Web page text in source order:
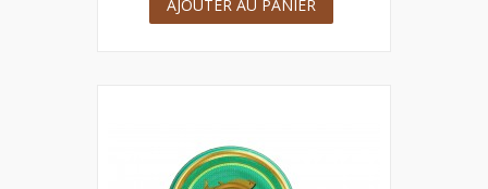
AJOUTER AU PANIER